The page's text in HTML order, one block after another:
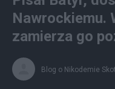
Nawrockiemu.
zamierza go
Blog o Nikodemie